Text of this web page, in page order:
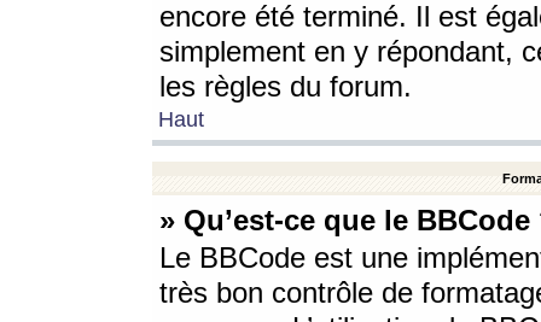
encore été terminé. Il est
simplement en y répondant,
les règles du forum.
Haut
» Qu’est-ce que le BBCode
Le BBCode est une
très bon contrôle de